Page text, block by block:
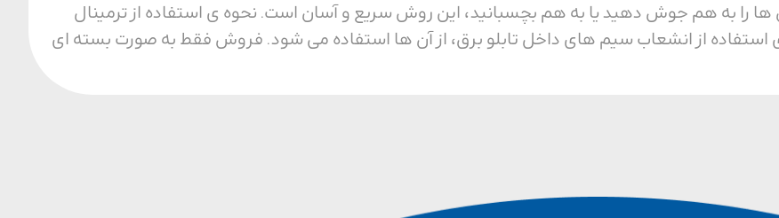
ها را به هم جوش دهید یا به هم بچسبانید، این روش سریع و آسان است. نحوه ی استفاده از ترمینال
استفاده از انشعاب سیم‌ های داخل تابلو برق، از آن ها استفاده می‌ شود. فروش فقط به صورت بسته ای